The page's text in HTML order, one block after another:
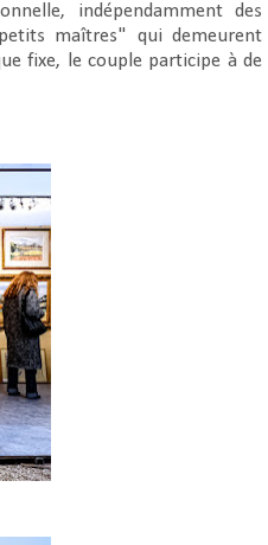
indépendamment des
maîtres" qui demeurent
fixe, le couple participe à de